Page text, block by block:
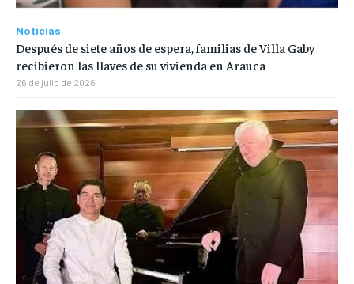
Noticias
Después de siete años de espera, familias de Villa Gaby
recibieron las llaves de su vivienda en Arauca
26 de julio de 2026